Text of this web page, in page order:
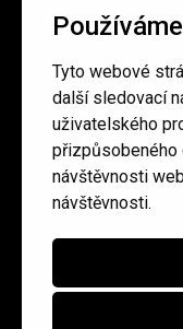
Tyto webové
další sledovací
uživatelského
přizpůsobeného
návštěvnosti
návštěvnosti.
MERCH
Ochrana osobních